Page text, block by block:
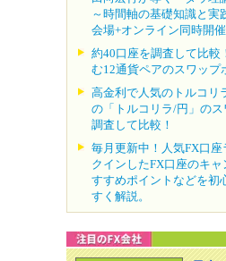
～時間軸の基礎知識と実
会場+オンライン同時開催
約40口座を調査して比較
む12通貨ペアのスワップ
高金利で人気のトルコリ
の「トルコリラ/円」の
調査して比較！
毎月更新中！人気FX口座
クインしたFX口座のキ
すすめポイントなどを初
すく解説。